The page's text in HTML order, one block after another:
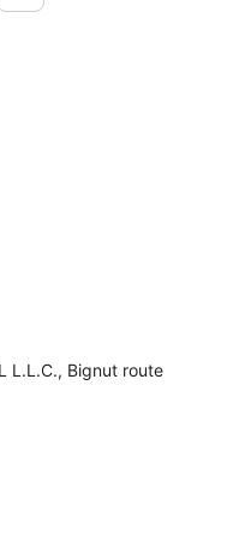
L.L.C., Bignut route